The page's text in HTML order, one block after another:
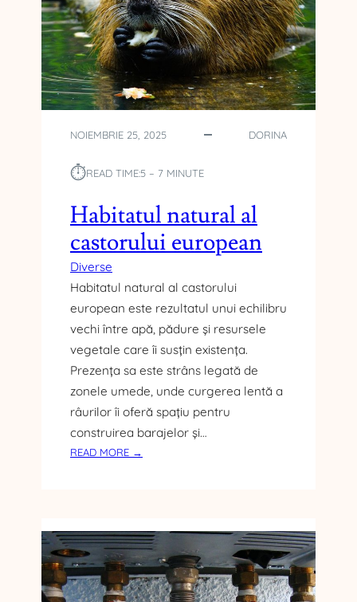
R
K
E
T
I
N
D
G
A
L
I
H
A
B
I
T
T
L
U
N
A
U
R
A
NOIEMBRIE 25, 2025 DORINA
⏱︎READ TIME:5 – 7 MINUTE
Habitatul natural al
castorului european
Diverse
Habitatul natural al castorului
european este rezultatul unui echilibru
vechi între apă, pădure și resursele
vegetale care îi susțin existența.
Prezența sa este strâns legată de
zonele umede, unde curgerea lentă a
râurilor îi oferă spațiu pentru
construirea barajelor și…
READ MORE →
T
A
T
U